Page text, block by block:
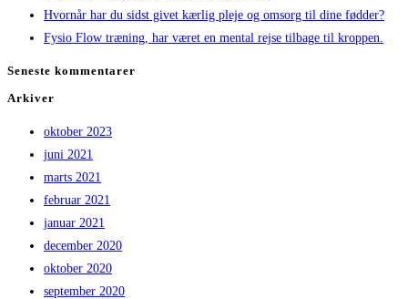
Hvornår har du sidst givet kærlig pleje og omsorg til dine fødder?
Fysio Flow træning, har været en mental rejse tilbage til kroppen.
Seneste kommentarer
Arkiver
oktober 2023
juni 2021
marts 2021
februar 2021
januar 2021
december 2020
oktober 2020
september 2020